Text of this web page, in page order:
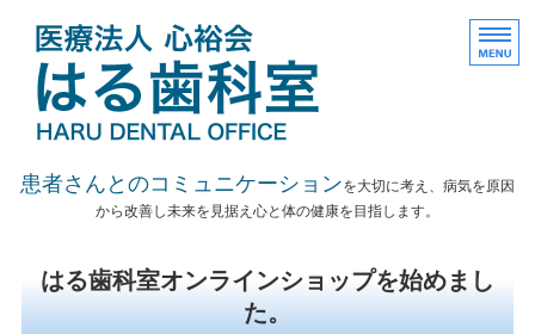
医療法人社団心裕会は
患者さんとのコミュニケーションを大切に考え、病気を原因
から改善し未来を見据え心と体の健康を目指します。
はる歯科室オンラインショップを始めまし
た。